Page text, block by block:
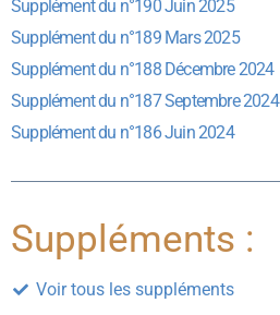
Supplément du n°190 Juin 2025
Supplément du n°189 Mars 2025
Supplément du n°188 Décembre 2024
Supplément du n°187 Septembre 2024
Supplément du n°186 Juin 2024
Suppléments :
Voir tous les suppléments